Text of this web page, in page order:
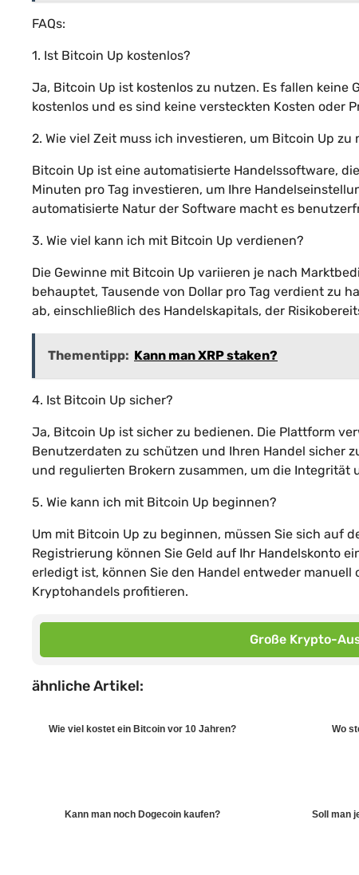
FAQs:
1. Ist Bitcoin Up kostenlos?
Ja, Bitcoin Up ist kostenlos zu nutzen. Es fallen
kostenlos und es sind keine versteckten Kosten oder
2. Wie viel Zeit muss ich investieren, um Bitcoin Up zu
Bitcoin Up ist eine automatisierte Handelssoftware,
Minuten pro Tag investieren, um Ihre
automatisierte Natur der Software macht es
3. Wie viel kann ich mit Bitcoin Up verdienen?
Die Gewinne mit Bitcoin Up variieren je nach
behauptet, Tausende von Dollar pro Tag verdient zu
ab, einschließlich des Handelskapitals, der
Thementipp: Kann man XRP staken?
4. Ist Bitcoin Up sicher?
Ja, Bitcoin Up ist sicher zu bedienen. Die Plattform
Benutzerdaten zu schützen und Ihren Handel sicher
und regulierten Brokern zusammen, um die Integrität
5. Wie kann ich mit Bitcoin Up beginnen?
Um mit Bitcoin Up zu beginnen, müssen Sie sich auf
Registrierung können Sie Geld auf Ihr Handelskonto
erledigt ist, können Sie den Handel entweder
Kryptohandels profitieren.
Große Krypto-
ähnliche Artikel:
Wie viel kostet ein Bitcoin vor 10 Jahren? Wo
Kann man noch Dogecoin kaufen? Soll man